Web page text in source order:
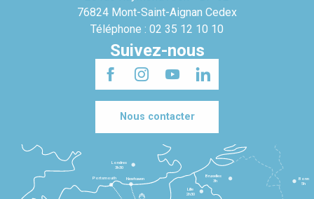
76824 Mont-Saint-Aignan Cedex
Téléphone : 02 35 12 10 10
Suivez-nous
Nous contacter
Lille
2h30
Bruxelles
3h
Londres
3h30
Newhaven
Portsmouth
Bonn
5h